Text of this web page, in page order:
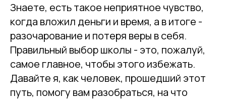
Знаете, есть такое неприятное чувство,
когда вложил деньги и время, а в итоге -
разочарование и потеря веры в себя.
Правильный выбор школы - это, пожалуй,
самое главное, чтобы этого избежать.
Давайте я, как человек, прошедший этот
путь, помогу вам разобраться, на что